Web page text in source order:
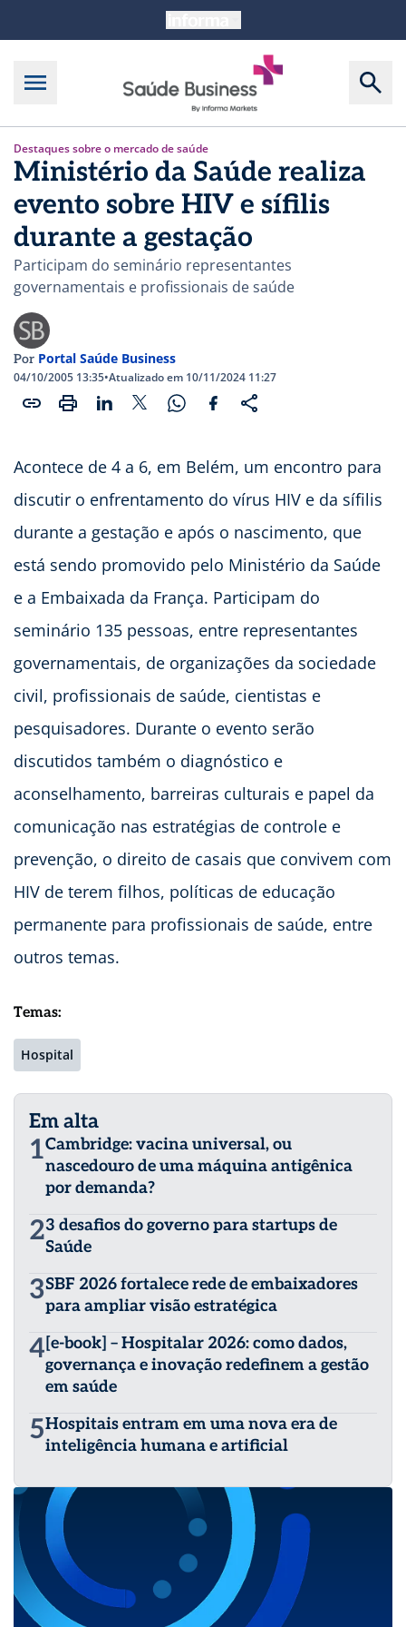
Destaques sobre o mercado de saúde
Ministério da Saúde realiza
evento sobre HIV e sífilis
durante a gestação
Participam do seminário representantes
governamentais e profissionais de saúde
Por Portal Saúde Business
04/10/2005 13:35•Atualizado em 10/11/2024 11:27
Acontece de 4 a 6, em Belém, um encontro para
discutir o enfrentamento do vírus HIV e da sífilis
durante a gestação e após o nascimento, que
está sendo promovido pelo Ministério da Saúde
e a Embaixada da França. Participam do
seminário 135 pessoas, entre representantes
governamentais, de organizações da sociedade
civil, profissionais de saúde, cientistas e
pesquisadores. Durante o evento serão
discutidos também o diagnóstico e
aconselhamento, barreiras culturais e papel da
comunicação nas estratégias de controle e
prevenção, o direito de casais que convivem com
HIV de terem filhos, políticas de educação
permanente para profissionais de saúde, entre
outros temas.
Temas:
Hospital
Em alta
1Cambridge: vacina universal, ou
nascedouro de uma máquina antigênica
por demanda?
23 desafios do governo para startups de
Saúde
3SBF 2026 fortalece rede de embaixadores
para ampliar visão estratégica
4[e-book] – Hospitalar 2026: como dados,
governança e inovação redefinem a gestão
em saúde
5Hospitais entram em uma nova era de
inteligência humana e artificial